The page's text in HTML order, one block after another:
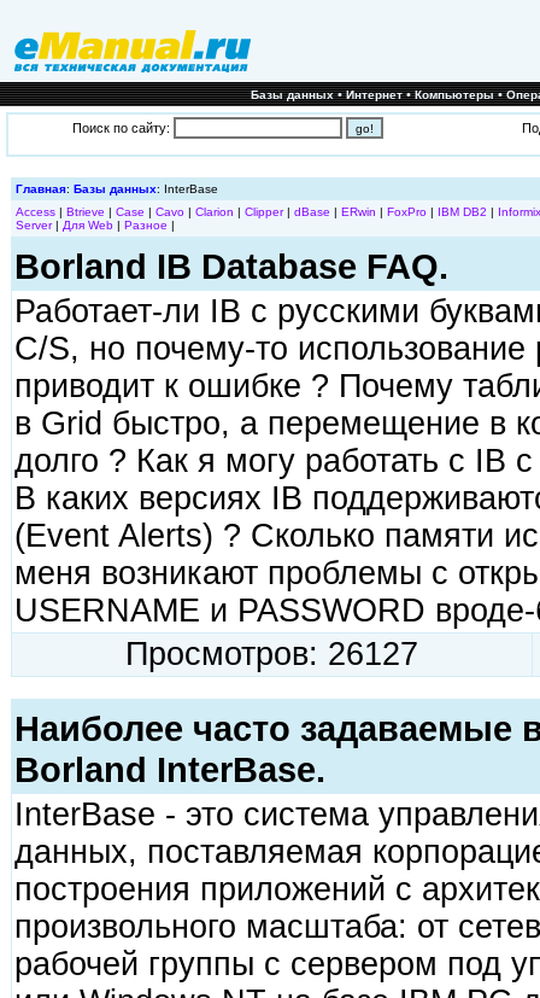
Базы данных•Интернет•Компьютеры•
Поиск по сайту:
Главная: Базы данных: InterBase
Access| Btrieve | Case | Cavo| Clarion | Clipper| dBase | ERwin | FoxPro| IBM DB2 | Informix
Server| Для Web| Разное |
Borland IB Database FAQ.
Работает-ли IB с русскими
C/S, но почему-то использование
приводит к ошибке ? Почему
в Grid быстро, а перемещение в
долго ? Как я могу работать с IB
В каких версиях IB
(Event Alerts) ? Сколько памяти
меня возникают проблемы с
USERNAME и PASSWORD
Просмотров: 26127
Наиболее часто
Borland InterBase.
InterBase - это система
данных, поставляемая
построения приложений с
произвольного масштаба: от
рабочей группы с сервером под